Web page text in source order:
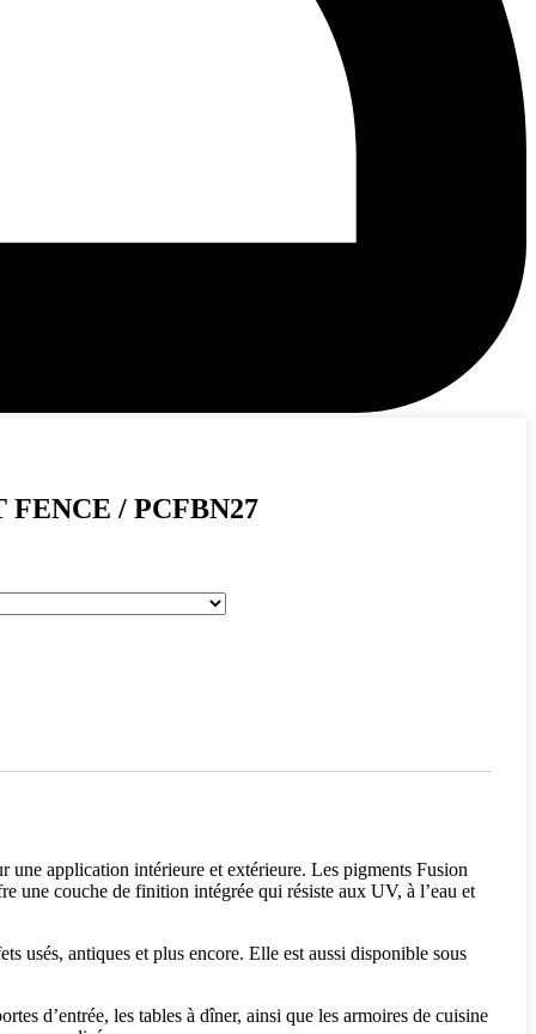
/ PCFBN27
une application intérieure et extérieure. Les pigments Fusion
une couche de finition intégrée qui résiste aux UV, à l’eau et
usés, antiques et plus encore. Elle est aussi disponible sous
d’entrée, les tables à dîner, ainsi que les armoires de cuisine